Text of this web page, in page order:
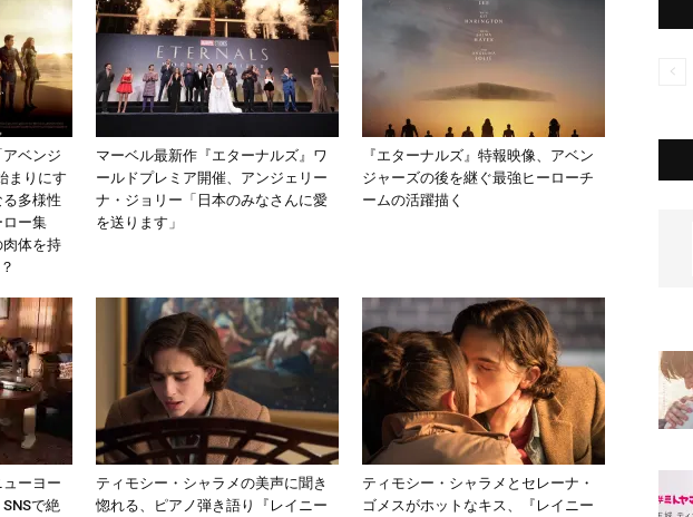
アベンジ
まりにす
多様性
ロー集
体を持
マーベル最新作『エターナルズ』ワ
ールドプレミア開催、アンジェリー
ナ・ジョリー「日本のみなさんに愛
を送ります」
『エターナルズ』特報映像、アベン
ジャーズの後を継ぐ最強ヒーローチ
ームの活躍描く
ューヨー
で絶
ティモシー・シャラメの美声に聞き
惚れる、ピアノ弾き語り『レイニー
ティモシー・シャラメとセレーナ・
ゴメスがホットなキス、『レイニー